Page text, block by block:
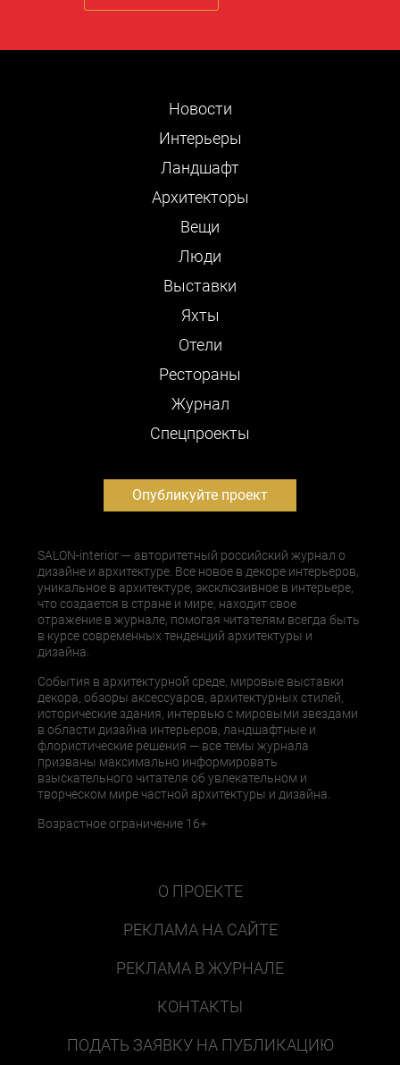
Новости
Интерьеры
Ландшафт
Архитекторы
Вещи
Люди
Выставки
Яхты
Отели
Рестораны
Журнал
Cпецпроекты
Опубликуйте проект
SALON-interior — авторитетный российский журнал о
дизайне и архитектуре. Все новое в декоре интерьеров,
уникальное в архитектуре, эксклюзивное в интерьере,
что создается в стране и мире, находит свое
отражение в журнале, помогая читателям всегда быть
в курсе современных тенденций архитектуры и
дизайна.
События в архитектурной среде, мировые выставки
декора, обзоры аксессуаров, архитектурных стилей,
исторические здания, интервью с мировыми звездами
в области дизайна интерьеров, ландшафтные и
флористические решения — все темы журнала
призваны максимально информировать
взыскательного читателя об увлекательном и
творческом мире частной архитектуры и дизайна.
Возрастное ограничение 16+
О ПРОЕКТЕ
РЕКЛАМА НА САЙТЕ
РЕКЛАМА В ЖУРНАЛЕ
КОНТАКТЫ
ПОДАТЬ ЗАЯВКУ НА ПУБЛИКАЦИЮ